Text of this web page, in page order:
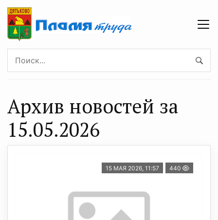
Архив новостей за
15.05.2026
15 МАЯ 2026, 11:57 440